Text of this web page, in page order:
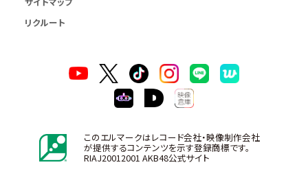
リクルート
このエルマークはレコード会社・映像制作会社
が提供するコンテンツを示す登録商標です。
RIAJ20012001 AKB48公式サイト